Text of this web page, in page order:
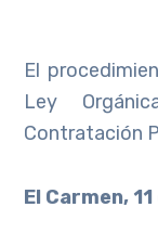
El
Ley
Contratación
El Carmen,